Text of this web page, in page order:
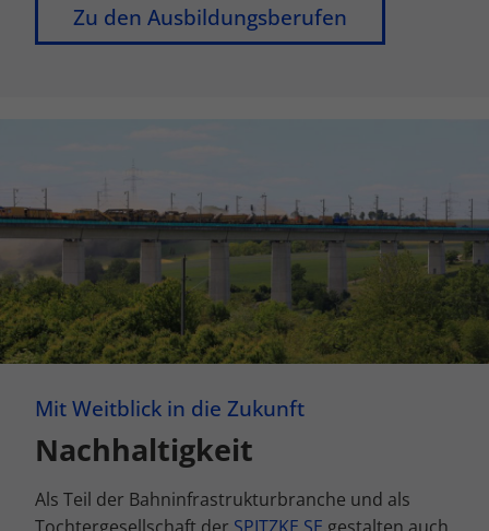
Zu den Ausbildungsberufen
Mit Weitblick in die Zukunft
Nachhaltigkeit
Als Teil der Bahninfrastrukturbranche und als